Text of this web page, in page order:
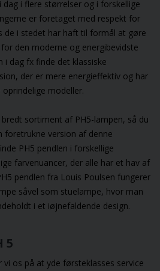
i flere størrelser og i forskellige
er foretaget med respekt for
de i stedet har haft til formål at gøre
den moderne og energibevidste
dag fx finde det klassiske
der er mere energieffektiv og har
modeller.
sortiment af PH5-lampen, så du
foretrukne version af denne
PH5 pendlen i forskellige
farvenuancer, der alle har et hav af
pendlen fra Louis Poulsen fungerer
såvel som stuelampe, hvor man
i et iøjnefaldende design.
5
os på at yde førsteklasses service